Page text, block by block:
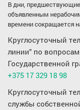
В дни,
объявленным
времени сокращается
Круглосуточный
линии" по
Государственной
+375 17 329 18 98
Круглосуточный
службы